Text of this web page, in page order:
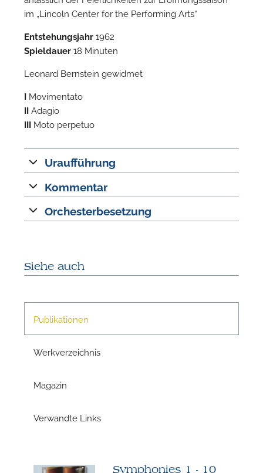
im „Lincoln Center for the Performing Arts“
Entstehungsjahr 1962
Spieldauer 18 Minuten
Leonard Bernstein gewidmet
I Movimentato
II Adagio
III Moto perpetuo
Uraufführung
Kommentar
Orchesterbesetzung
Siehe auch
Publikationen
Werkverzeichnis
Magazin
Verwandte Links
Symphonies 1 - 10